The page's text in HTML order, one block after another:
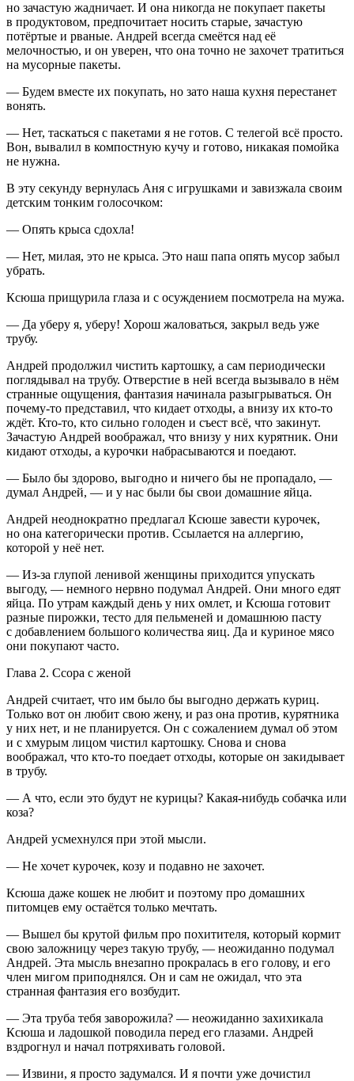
но зачастую жадничает. И она никогда не покупает пакеты
в продуктовом, предпочитает носить старые, зачастую
потёртые и рваные. Андрей всегда смеётся над её
мелочностью, и он уверен, что она точно не захочет тратиться
на мусорные пакеты.
— Будем вместе их покупать, но зато наша кухня перестанет
вонять.
— Нет, таскаться с пакетами я не готов. С телегой всё просто.
Вон, вывалил в компостную кучу и готово, никакая помойка
не нужна.
В эту секунду вернулась Аня с игрушками и завизжала своим
детским тонким голосочком:
— Опять крыса сдохла!
— Нет, милая, это не крыса. Это наш папа опять мусор забыл
убрать.
Ксюша прищурила глаза и с осуждением посмотрела на мужа.
— Да уберу я, уберу! Хорош жаловаться, закрыл ведь уже
трубу.
Андрей продолжил чистить картошку, а сам периодически
поглядывал на трубу. Отверстие в ней всегда вызывало в нём
странные ощущения, фантазия начинала разыгрываться. Он
почему-то представил, что кидает отходы, а внизу их кто-то
ждёт. Кто-то, кто сильно голоден и съест всё, что закинут.
Зачастую Андрей воображал, что внизу у них курятник. Они
кидают отходы, а курочки набрасываются и поедают.
— Было бы здорово, выгодно и ничего бы не пропадало, —
думал Андрей, — и у нас были бы свои домашние яйца.
Андрей неоднократно предлагал Ксюше завести курочек,
но она категорически против. Ссылается на аллергию,
которой у неё нет.
— Из-за глупой ленивой женщины приходится упускать
выгоду, — немного нервно подумал Андрей. Они много едят
яйца. По утрам каждый день у них омлет, и Ксюша готовит
разные пирожки, тесто для пельменей и домашнюю пасту
с добавлением большого количества яиц. Да и куриное мясо
они покупают часто.
Глава 2. Ссора с женой
Андрей считает, что им было бы выгодно держать куриц.
Только вот он любит свою жену, и раз она против, курятника
у них нет, и не планируется. Он с сожалением думал об этом
и с хмурым лицом чистил картошку. Снова и снова
воображал, что кто-то поедает отходы, которые он закидывает
в трубу.
— А что, если это будут не курицы? Какая-нибудь собачка или
коза?
Андрей усмехнулся при этой мысли.
— Не хочет курочек, козу и подавно не захочет.
Ксюша даже кошек не любит и поэтому про домашних
питомцев ему остаётся только мечтать.
— Вышел бы крутой фильм про похитителя, который кормит
свою заложницу через такую трубу, — неожиданно подумал
Андрей. Эта мысль внезапно прокралась в его голову, и его
член мигом приподнялся. Он и сам не ожидал, что эта
странная фантазия его возбудит.
— Эта труба тебя заворожила? — неожиданно захихикала
Ксюша и ладошкой поводила перед его глазами. Андрей
вздрогнул и начал потряхивать головой.
— Извини, я просто задумался. И я почти уже дочистил